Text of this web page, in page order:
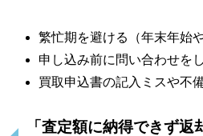
繁忙期を避ける（年末年始
申し込み前に問い合わせを
買取申込書の記入ミスや不
「査定額に納得できず返